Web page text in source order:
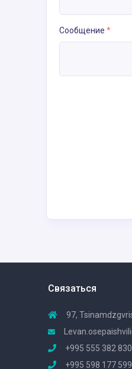
Сообщение *
Связаться
97,
+995 555 382 830
+995 598 177 599